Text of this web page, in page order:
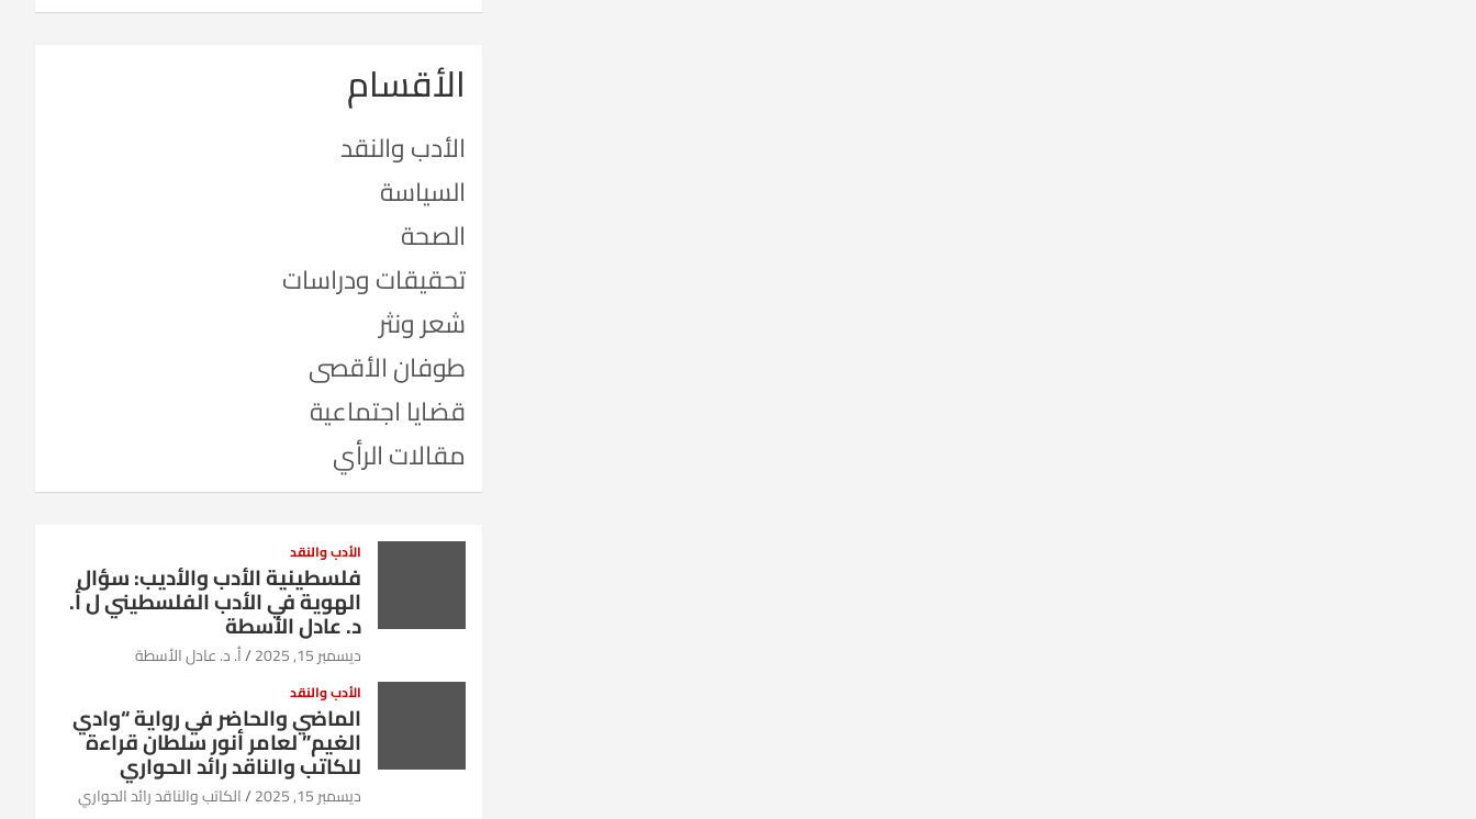
الأقسام
الأدب والنقد
السياسة
الصحة
تحقيقات ودراسات
شعر ونثر
طوفان الأقصى
قضايا اجتماعية
مقالات الرأي
الأدب والنقد
فلسطينية الأدب والأديب: سؤال
الهوية في الأدب الفلسطيني ل أ.
د. عادل الأسطة
ديسمبر 15, 2025 أ. د. عادل الأسطة
الأدب والنقد
الماضي والحاضر في رواية “وادي
الغيم” لعامر أنور سلطان قراءة
للكاتب والناقد رائد الحواري
ديسمبر 15, 2025 الكاتب والناقد رائد الحواري